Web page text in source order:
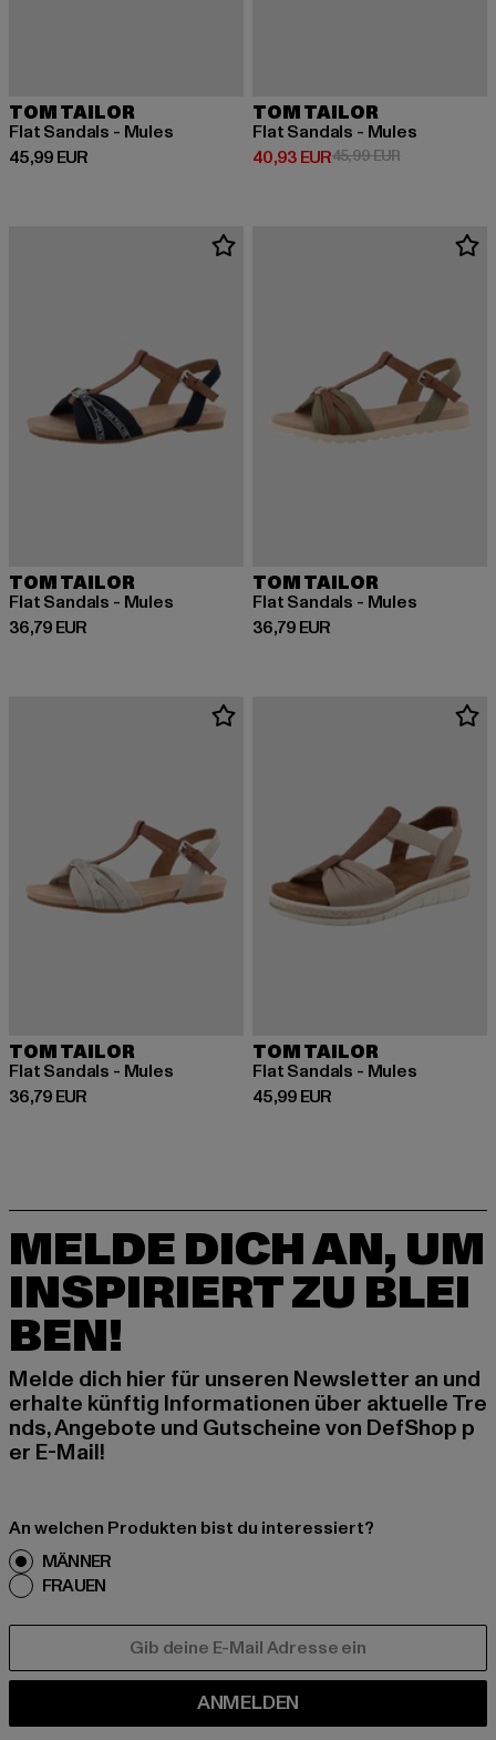
TOM TAILOR
Flat Sandals - Mules
45,99 EUR
Derzeitiger Preis: 45,99 EUR
TOM TAILOR
Flat Sandals - Mules
40,93 EUR
Derzeitiger Preis: 40,93 EUR
45,99 EURAktionspreis:
TOM TAILOR
Flat Sandals - Mules
36,79 EUR
Derzeitiger Preis: 36,79 EUR
TOM TAILOR
Flat Sandals - Mules
36,79 EUR
Derzeitiger Preis: 36,79 EUR
TOM TAILOR
Flat Sandals - Mules
36,79 EUR
Derzeitiger Preis: 36,79 EUR
TOM TAILOR
Flat Sandals - Mules
45,99 EUR
Derzeitiger Preis: 45,99 EUR
MELDE DICH AN, UM
INSPIRIERT ZU BLEI
BEN!
Melde dich hier für unseren Newsletter an und
erhalte künftig Informationen über aktuelle Tre
nds, Angebote und Gutscheine von DefShop p
er E-Mail!
An welchen Produkten bist du interessiert?
MÄNNER
FRAUEN
ANMELDEN